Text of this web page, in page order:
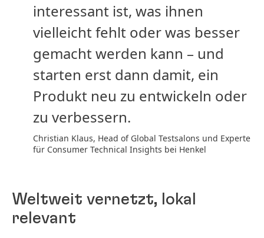
interessant ist, was ihnen
vielleicht fehlt oder was besser
gemacht werden kann – und
starten erst dann damit, ein
Produkt neu zu entwickeln oder
zu verbessern.
Christian Klaus, Head of Global Testsalons und Experte
für Consumer Technical Insights bei Henkel
Weltweit vernetzt, lokal
relevant